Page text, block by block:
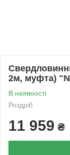
2м, муфта)
В наявності
Роздріб
11 959 ₴